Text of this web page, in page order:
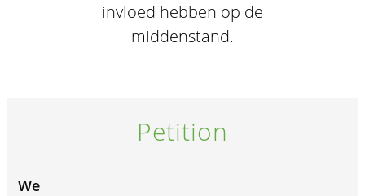
invloed hebben op de
middenstand.
Petition
We